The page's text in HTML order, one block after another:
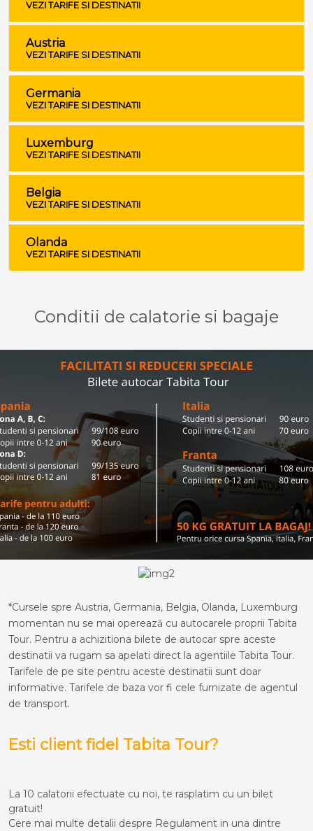
VEZI TARIFE SI DESTINATII
Austria
VEZI TARIFE SI DESTINATII
Germania
VEZI TARIFE SI DESTINATII
Luxemburg
VEZI TARIFE SI DESTINATII
Belgia
VEZI TARIFE SI DESTINATII
Olanda
VEZI TARIFE SI DESTINATII
Conditii de calatorie si bagaje
*Cursele spre Austria, Germania, Belgia, Olanda, Luxemburg
momentan nu se mai operează cu autocarele proprii Tabita
Tour. Pentru a achizitiona bilete de autocar spre aceste
destinatii va rugam sa apelati direct la agentiile Tabita Tour.
Tarifele de pe site pentru aceste destinatii sunt doar
informative. Tarifele de baza vor fi cele furnizate de agentul
de transport.
Esti client fidel Tabita Tour?
La 10 calatorii efectuate cu noi, te rasplatim cu un bilet
gratuit!
Cere mai multe detalii despre Regulament in una dintre